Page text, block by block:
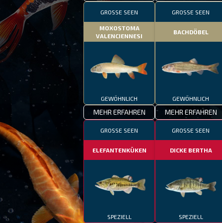
GROSSE SEEN
MOXOSTOMA
VALENCIENNESI
GEWÖHNLICH
MEHR ERFAHREN
GROSSE SEEN
BACHDÖBEL
GEWÖHNLICH
MEHR ERFAHREN
GROSSE SEEN
ELEFANTENKÜKEN
SPEZIELL
GROSSE SEEN
DICKE BERTHA
SPEZIELL